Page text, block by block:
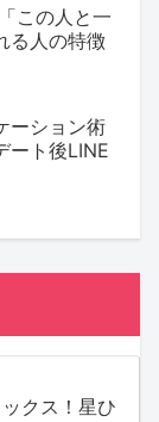
この人と一
る人の特徴
ーション術
ート後LINE
クス！星ひ